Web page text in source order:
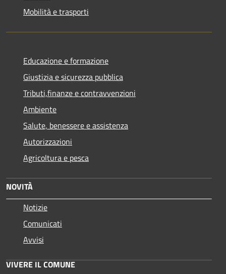
Mobilità e trasporti
Educazione e formazione
Giustizia e sicurezza pubblica
Tributi,finanze e contravvenzioni
Ambiente
Salute, benessere e assistenza
Autorizzazioni
Agricoltura e pesca
NOVITÀ
Notizie
Comunicati
Avvisi
VIVERE IL COMUNE